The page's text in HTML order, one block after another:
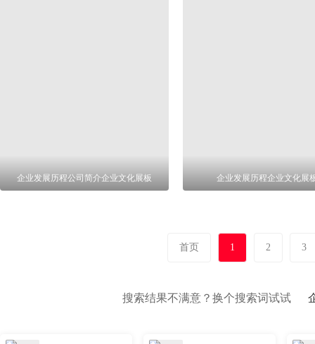
企业发展历程公司简介企业文化展板 企业发展历程企业文化展
首页 1 2 3
搜索结果不满意？换个搜索词试试